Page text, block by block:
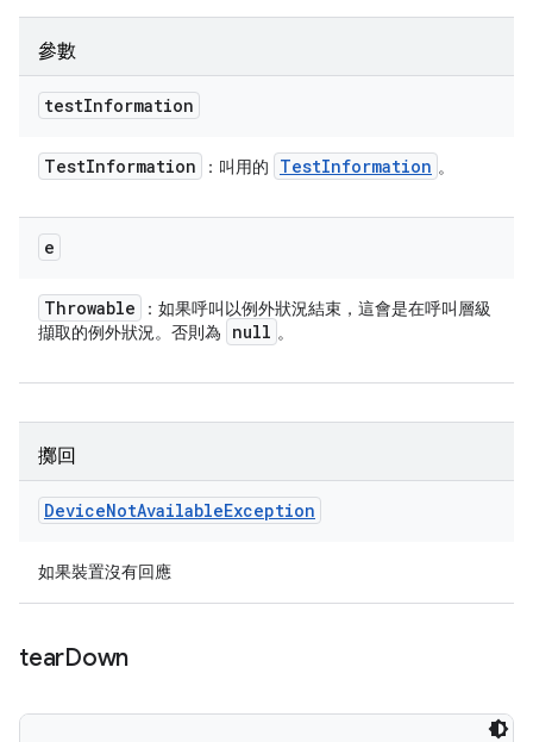
參數
testInformation
TestInformation ：叫用的 TestInformation 。
e
Throwable
：如果呼叫以例外狀況結束，這會是在呼叫層級
擷取的例外狀況。否則為
null 。
擲回
DeviceNotAvailableException
如果裝置沒有回應
tearDown